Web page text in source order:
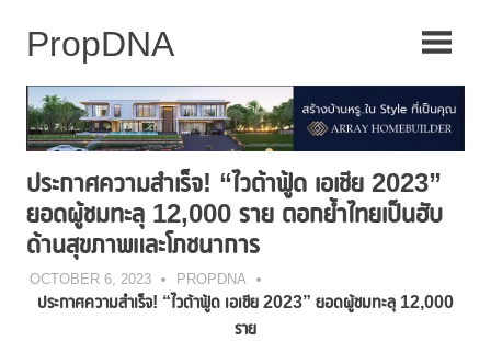
ประกาศความสำเร็จ! “ไวต้าฟู้ด เอเชีย 2023”
ยอดผู้ชมทะลุ 12,000 ราย ตอกย้ำไทยเป็นฮับ
ด้านสุขภาพและโภชนาการ
OCTOBER 6, 2023 PROPDNA
ประกาศความสำเร็จ! “ไวต้าฟู้ด เอเชีย 2023” ยอดผู้ชมทะลุ 12,000
ราย